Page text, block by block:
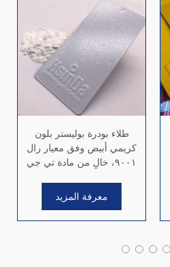
طلاء بودرة بوليستر بلون
كريمي أبيض وفق معيار رال
٩٠٠١، خالٍ من مادة تي جي
وتشطيب مجعّد
معرفة المزيد